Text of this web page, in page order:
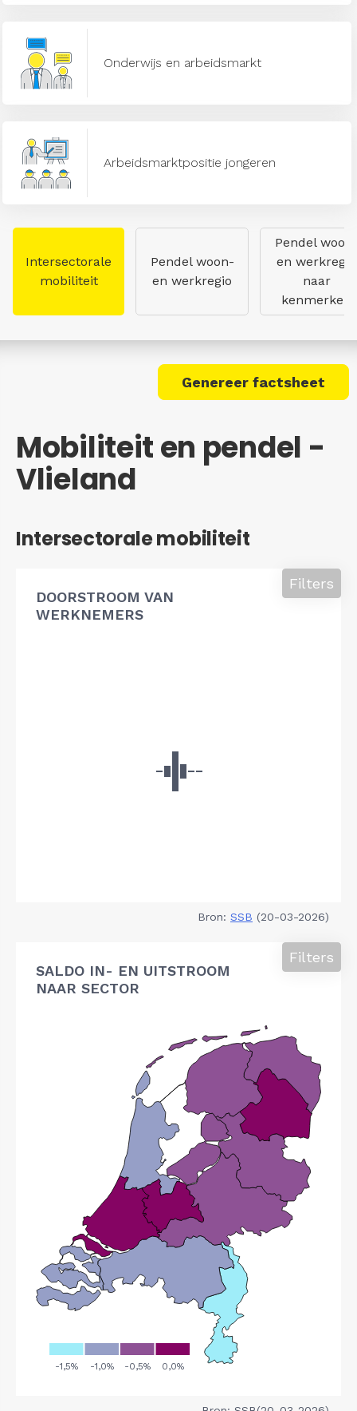
Onderwijs en arbeidsmarkt
Arbeidsmarktpositie jongeren
Intersectorale
mobiliteit
Pendel woon-
en werkregio
Pendel
en werkregio
naar
kenmerken
Genereer factsheet
Mobiliteit en pendel -
Vlieland
Intersectorale mobiliteit
DOORSTROOM VAN
WERKNEMERS
Filters
Bron: SSB (20-03-2026)
SALDO IN- EN UITSTROOM
NAAR SECTOR
Filters